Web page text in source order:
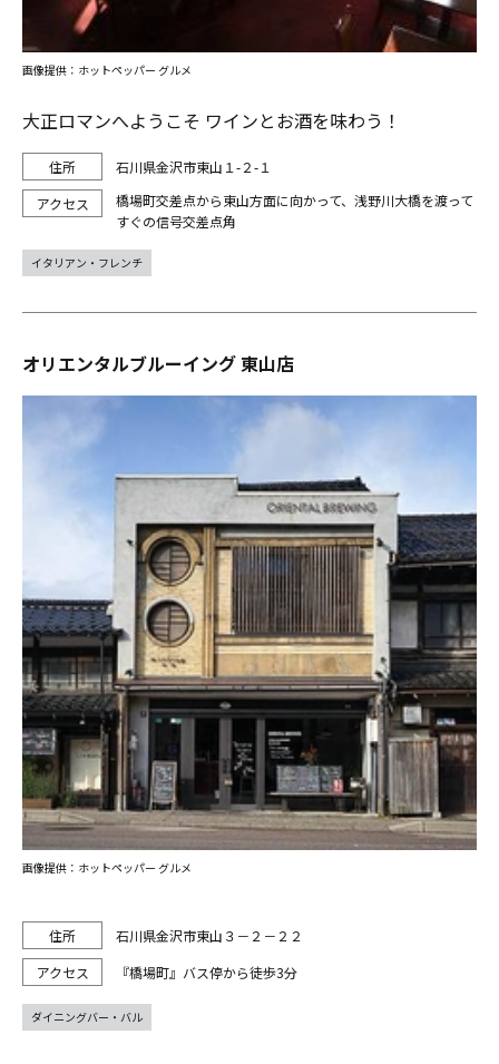
大正ロマンへようこそ ワインとお酒を味わう！
石川県金沢市東山１-２-１
橋場町交差点から東山方面に向かって、浅野川大橋を渡って
すぐの信号交差点角
画像提供：ホットペッパー グルメ
イタリアン・フレンチ
オリエンタルブルーイング 東山店
石川県金沢市東山３－２－２２
『橋場町』バス停から徒歩3分
画像提供：ホットペッパー グルメ
ダイニングバー・バル